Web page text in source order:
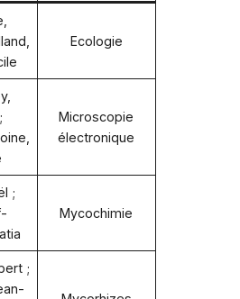
Ecologie
Microscopie
électronique
;
Mycochimie
;